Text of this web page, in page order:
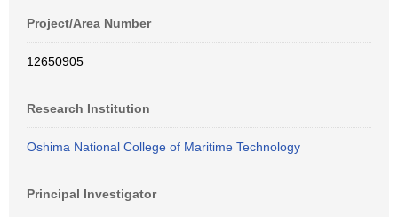
Project/Area Number
12650905
Research Institution
Oshima National College of Maritime Technology
Principal Investigator